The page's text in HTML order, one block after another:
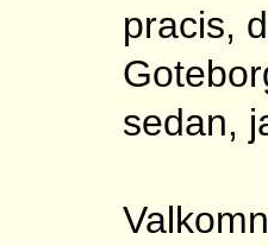
pracis,
sedan,